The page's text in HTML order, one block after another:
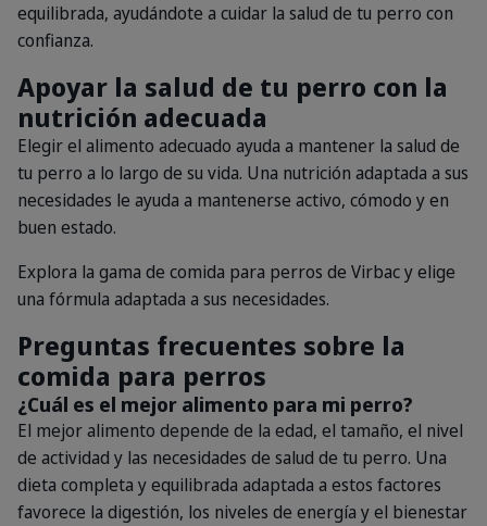
equilibrada, ayudándote a cuidar la salud de tu perro con
confianza.
Apoyar la salud de tu perro con la
nutrición adecuada
Elegir el alimento adecuado ayuda a mantener la salud de
tu perro a lo largo de su vida. Una nutrición adaptada a sus
necesidades le ayuda a mantenerse activo, cómodo y en
buen estado.
Explora la gama de comida para perros de Virbac y elige
una fórmula adaptada a sus necesidades.
Preguntas frecuentes sobre la
comida para perros
¿Cuál es el mejor alimento para mi perro?
El mejor alimento depende de la edad, el tamaño, el nivel
de actividad y las necesidades de salud de tu perro. Una
dieta completa y equilibrada adaptada a estos factores
favorece la digestión, los niveles de energía y el bienestar